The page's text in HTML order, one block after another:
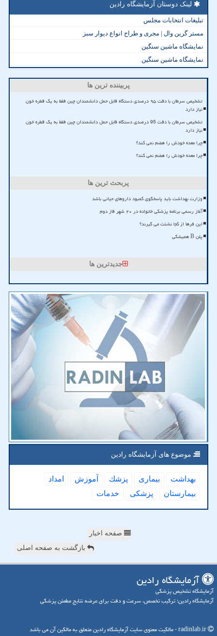
لینک دوستان آزمایشگاه رادین
تبلیغات انتخابات مجلس
مستر گرین وال | مجری و طراح انواع دیوار سبز
نمایشگاه ماشین سنگین
نمایشگاه ماشین سنگین
پربیننده ترین ها
تشخیص سرطان با دقت ۹۵ درصدی دستگاه قابل حمل دانشمندان چین فقط به یک قطره خون
نیاز دارد
تشخیص سرطان با دقت 95 درصدی دستگاه قابل حمل دانشمندان چین فقط به یک قطره خون
نیاز دارد
چرا معده خودش را هضم نمی کند؟
چرا معده خودش را هضم نمی کند؟
پربحث ترین ها
وزارت بهداشت باید پاسخگوی کمبود داروهای حیاتی باشد
آغاز رسمی برنامه پزشکی خانواده در ۲۰ شهر فاز دوم
این فرها از کجا نشئت می گیرند؟
پلن B همیشگی
جدیدترین ها
موضوع های آزمایشگاه رادین
بهداشت بیماری پزشك آموزش
امداد
بیمارستان
پزشكی خدمات
صفحه اخبار
بازگشت به صفحه اصلی
آزمایشگاه رادین
آزمایشگاه تشخیص پزشکی
آزمایشگاه رادین؛ ترکیب تخصص، سرعت و دقت برای عرضه نتایج مطمئن پزشکی